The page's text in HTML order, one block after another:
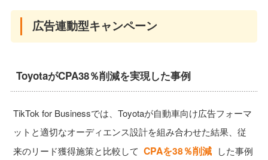
広告連動型キャンペーン
ToyotaがCPA38％削減を実現した事例
TikTok for Businessでは、Toyotaが自動車向け広告フォーマ
ットと適切なオーディエンス設計を組み合わせた結果、従
来のリード獲得施策と比較して CPAを38％削減 した事例